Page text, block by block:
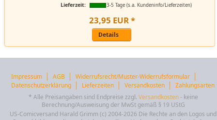
Lieferzeit: 3-5 Tage (s.a. Kundeninfo/Lieferzeiten)
23,95 EUR*
Details
Impressum AGB
Widerrufsrecht/Muster-Widerrufsformular
Datenschutzerklärung
Lieferzeiten Versandkosten
Zahlungsarten
* Alle Preisangaben sind Endpreise zzgl. Versandkosten- keine
Berechnung/Ausweisung der MwSt gemäß § 19 UStG
US-Comicversand Harald Grimm (c) 2004-2026 Die Rechte an den Logos und